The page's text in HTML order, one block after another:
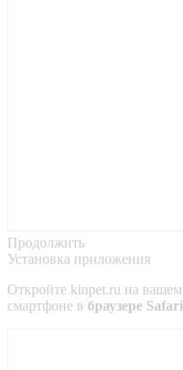
Продолжить
Установка приложения
Откройте kinpet.ru на вашем
смартфоне в браузере Safari